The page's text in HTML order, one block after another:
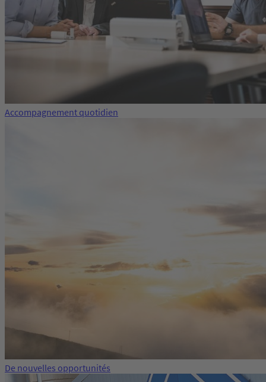
Accompagnement quotidien
De nouvelles opportunités